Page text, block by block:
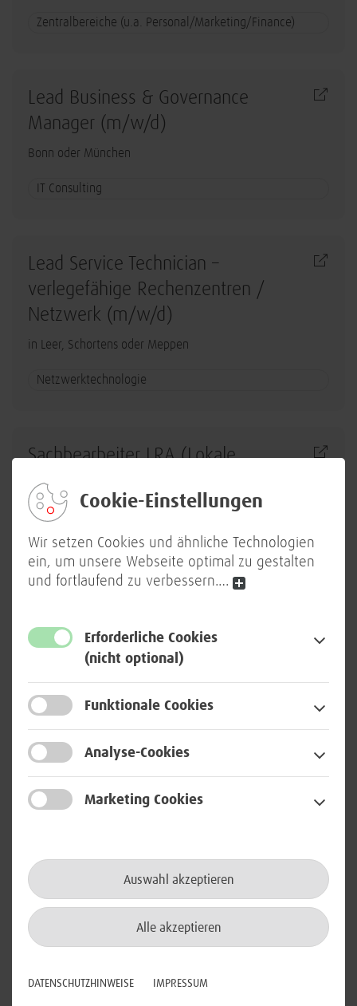
Cookie-Einstellungen
Wir setzen Cookies und ähnliche Technologien
ein, um unsere Webseite optimal zu gestalten
und fortlaufend zu verbessern.…
Erforderliche Cookies
(nicht optional)
Funktionale Cookies
Analyse-Cookies
Marketing Cookies
Auswahl akzeptieren
Alle akzeptieren
DATENSCHUTZHINWEISE IMPRESSUM
Zentralbereiche (u.a. Personal/Marketing/Finance)
Lead Business & Governance
Manager (m/w/d)
Bonn oder München
IT Consulting
Lead Service Technician –
verlegefähige Rechenzentren /
Netzwerk (m/w/d)
in Leer, Schortens oder Meppen
Netzwerktechnologie
Sachbearbeiter LRA (Lokale
Registrierungs- und
Ausweisstelle) (m/w/d)
in Berlin
Workplace
Senior IT System Administrator
Communication im Schichtdienst
(24/7) (m/w/d)
in Rheinbach
Netzwerktechnologie
Area Expert (m/w/d)
in Bonn, Meckenheim oder Berlin
Cloud / Virtualisierung